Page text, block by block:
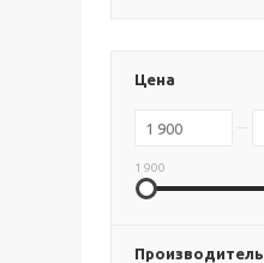
Цена
1 900
Производитель